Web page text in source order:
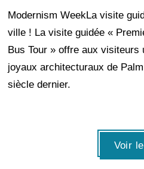
Modernism WeekLa visite
ville ! La visite guidée «
Bus Tour » offre aux visiteurs
joyaux architecturaux de
siècle dernier.
Voir